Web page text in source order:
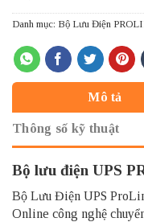
Danh mục: Bộ Lưu Điện
Mô tả
Thông số kỹ thuật
Bộ lưu điện UPS
Bộ Lưu Điện UPS
Online công nghệ